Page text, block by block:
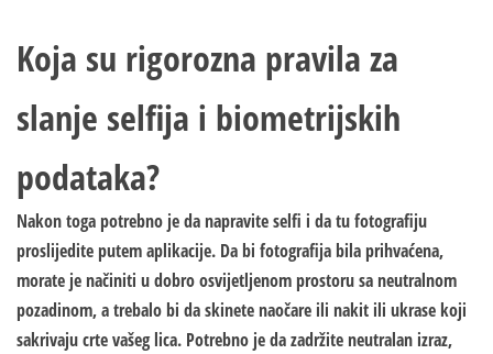
Koja su rigorozna pravila za
slanje selfija i biometrijskih
podataka?
Nakon toga potrebno je da napravite selfi i da tu fotografiju
proslijedite putem aplikacije. Da bi fotografija bila prihvaćena,
morate je načiniti u dobro osvijetljenom prostoru sa neutralnom
pozadinom, a trebalo bi da skinete naočare ili nakit ili ukrase koji
sakrivaju crte vašeg lica. Potrebno je da zadržite neutralan izraz,